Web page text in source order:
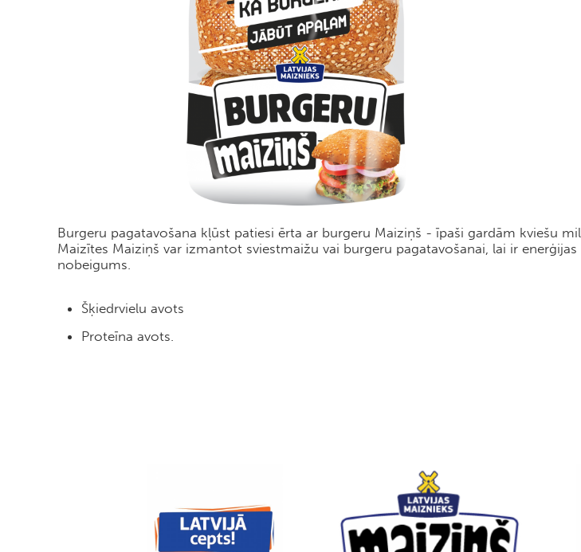
Burgeru pagatavošana kļūst patiesi ērta ar burgeru Maiziņš - īpaši gardām kviešu
Maizītes Maiziņš var izmantot sviestmaižu vai burgeru pagatavošanai, lai ir
nobeigums.
Šķiedrvielu avots
Proteīna avots.